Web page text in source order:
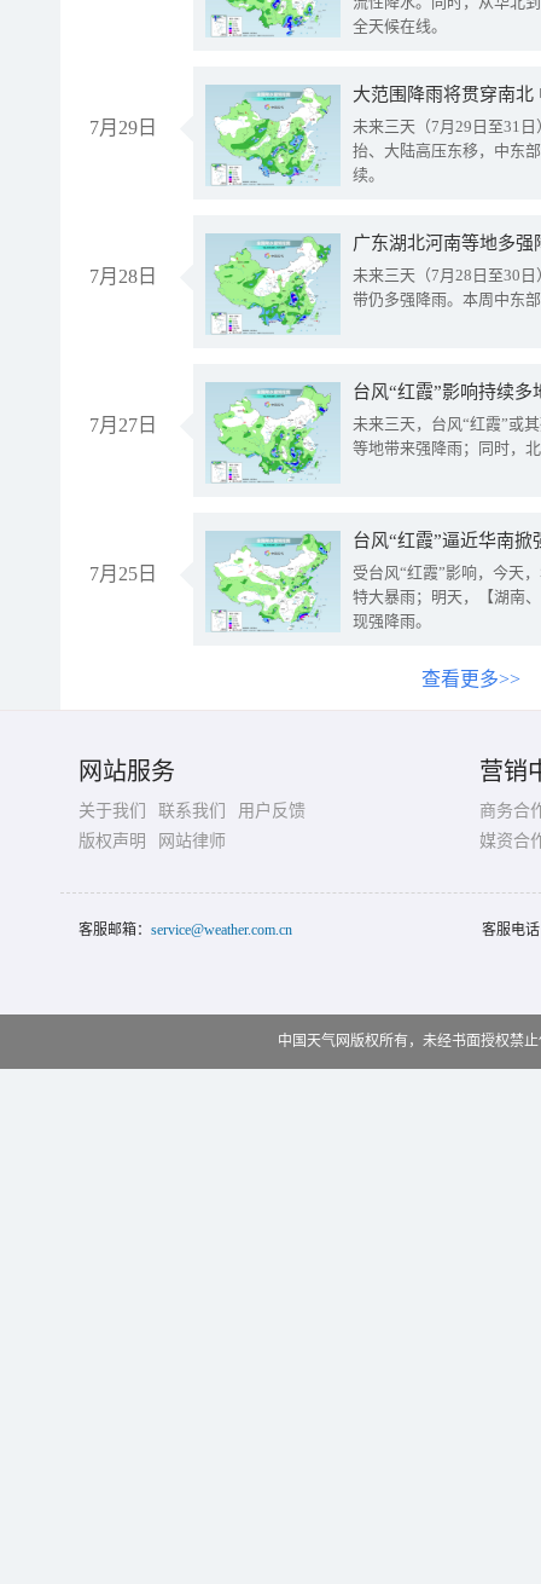
全天候在线。
7月29日
大范围降雨将贯穿南
未来三天（7月29日至31
抬、大陆高压东移，中东
续。
7月28日
广东湖北河南等地多
未来三天（7月28日至30
带仍多强降雨。本周中东
7月27日
台风“红霞”影响持续
未来三天，台风“红霞”或
等地带来强降雨；同时，
7月25日
台风“红霞”逼近华南
受台风“红霞”影响，今天
特大暴雨；明天，【湖南
现强降雨。
查看更多>>
网站服务
关于我们 联系我们
用户反馈
版权声明
网站律师
营销
商务合
媒资合
客服邮箱： service@weather.com.cn 客服电
中国天气网版权所有，未经书面授权